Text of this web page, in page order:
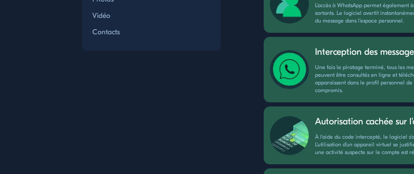
Vidéo
Contacts
L'accès à WhatsApp permet également
sortants. Le logiciel avertit
du message dans l'espace personnel.
Interception des
Une fois le piratage terminé, tous les
peuvent être consultés en ligne et
apparaissent dans le profil personnel
compromis.
Autorisation cachée sur
À l'aide du code intercepté, le logiciel
L'utilisation d'un appareil virtuel se
une activité suspecte sur le compte est